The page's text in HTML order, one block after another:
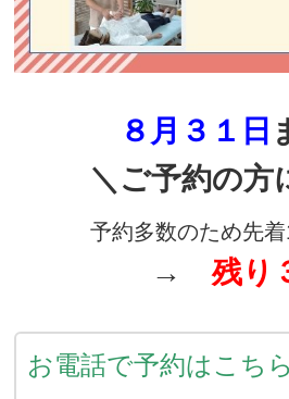
８ 月３１日
＼ご予約の方
予約多数のため先
→残り
お電話で予約はこちら